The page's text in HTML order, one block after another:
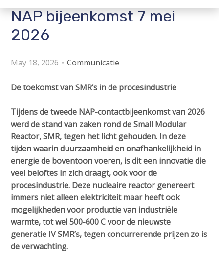
J
u
m
p
o
a
i
g
a
t
i
o
n
J
u
m
p
t
e
a
p
g
:
NAP bijeenkomst 7 mei
2026
May 18, 2026 Communicatie
De toekomst van SMR’s in de procesindustrie
Tijdens de tweede NAP-contactbijeenkomst van 2026
werd de stand van zaken rond de Small Modular
Reactor, SMR, tegen het licht gehouden. In deze
tijden waarin duurzaamheid en onafhankelijkheid in
energie de boventoon voeren, is dit een innovatie die
veel beloftes in zich draagt, ook voor de
procesindustrie. Deze nucleaire reactor genereert
immers niet alleen elektriciteit maar heeft ook
mogelijkheden voor productie van industriële
warmte, tot wel 500-600 C voor de nieuwste
generatie IV SMR’s, tegen concurrerende prijzen zo is
de verwachting.
Jubileumjaar
Contact
Search
Login